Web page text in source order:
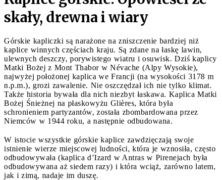
skały, drewna i wiary
Górskie kapliczki są narażone na zniszczenie bardziej niż
kaplice winnych częściach kraju. Są zdane na łaskę lawin,
ulewnych deszczy, porywistego wiatru i osuwisk. Dziś kaplicy
Matki Bożej z Mont Thabor w Névache (Alpy Wysokie),
najwyżej położonej kaplica we Francji (na wysokości 3178 m
n.p.m.), grozi zawalenie. Nie oszczędzał ich nie tylko klimat.
Także historia bywała dla nich niezbyt łaskawa. Kaplica Matki
Bożej Śnieżnej na płaskowyżu Glières, która była
schronieniem partyzantów, została zbombardowana przez
Niemców w 1944 roku, a następnie odbudowana.
W istocie wszystkie górskie kaplice zawdzięczają swoje
istnienie wierze miejscowej ludności, która je wznosiła, często
odbudowywała (kaplica d’Izard w Antras w Pirenejach była
odbudowywana aż siedem razy) i która wciąż, zarówno latem,
jak i zimą, nadaje im duszę.